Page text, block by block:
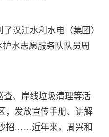
汉江水利水电（集团）
护水志愿服务队队员周
查、岸线垃圾清理等活
，发放宣传手册、讲解
招……近年来，周兴和